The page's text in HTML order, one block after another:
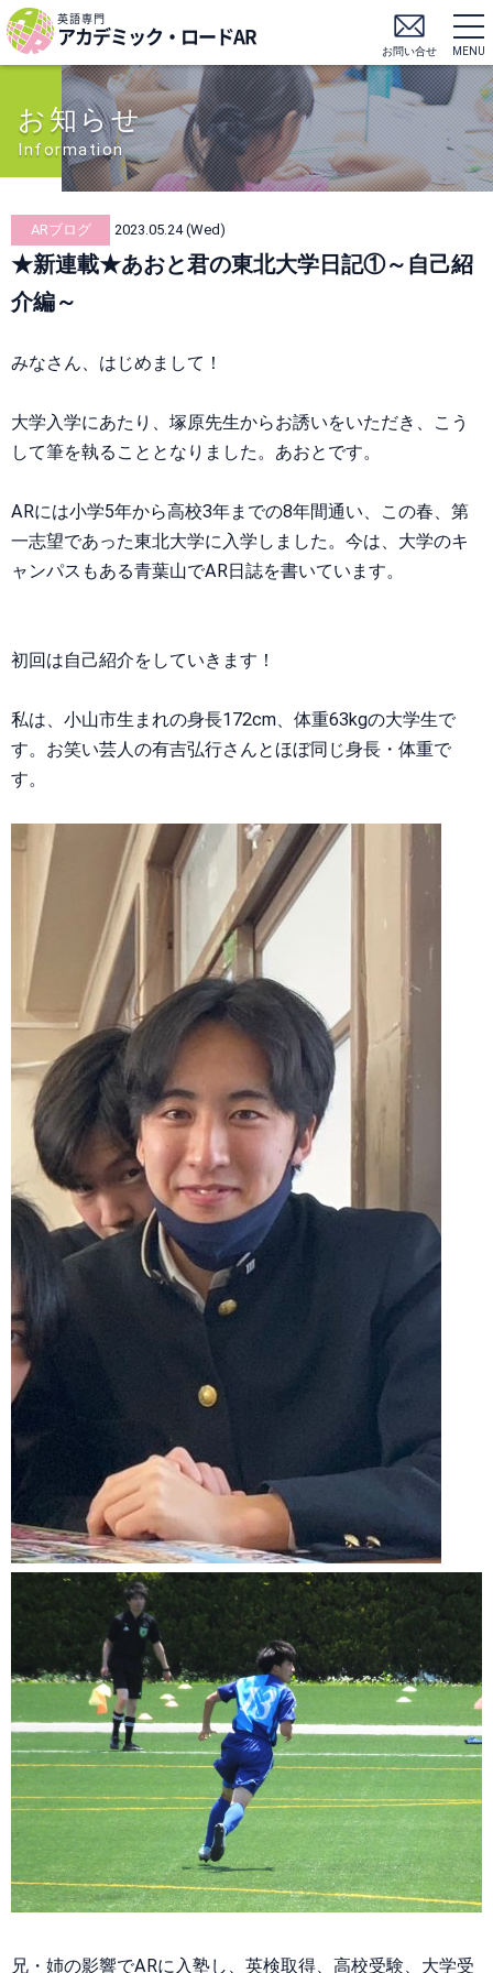
英語専門
アカデミック・ロードAR
お問い合せ MENU
お知らせ
Information
ARブログ 2023.05.24 (Wed)
★新連載★あおと君の東北大学日記①～自己紹
介編～
みなさん、はじめまして！
大学入学にあたり、塚原先生からお誘いをいただき、こう
して筆を執ることとなりました。あおとです。
ARには小学5年から高校3年までの8年間通い、この春、第
一志望であった東北大学に入学しました。今は、大学のキ
ャンパスもある青葉山でAR日誌を書いています。
初回は自己紹介をしていきます！
私は、小山市生まれの身長172cm、体重63kgの大学生で
す。お笑い芸人の有吉弘行さんとほぼ同じ身長・体重で
す。
兄・姉の影響でARに入塾し、英検取得、高校受験、大学受